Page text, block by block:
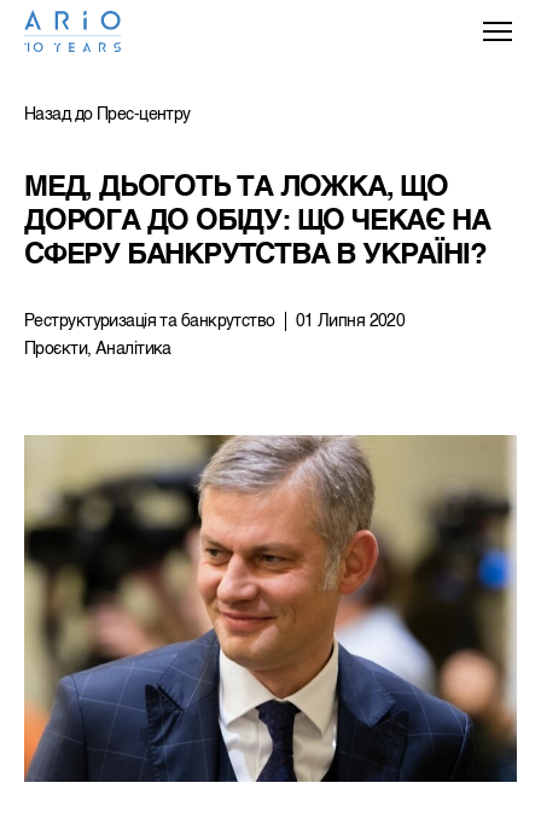
Назад до Прес-центру
МЕД, ДЬОГОТЬ ТА ЛОЖКА, ЩО
ДОРОГА ДО ОБІДУ: ЩО ЧЕКАЄ НА
СФЕРУ БАНКРУТСТВА В УКРАЇНІ?
Проєкти, Аналітика
Реструктуризацiя та банкрутство 01 Липня 2020